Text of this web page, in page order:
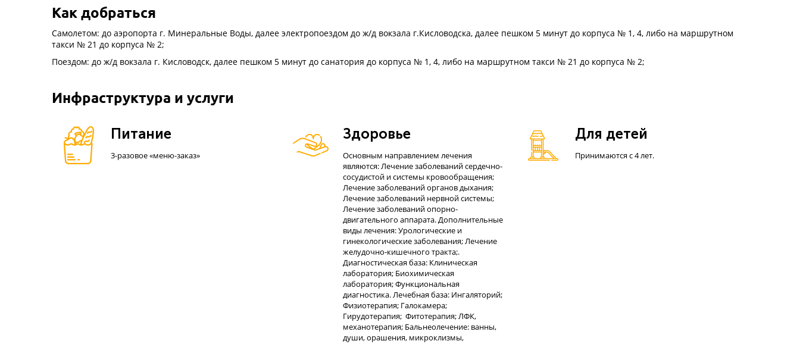
Как добраться
Самолетом: до аэропорта г. Минеральные Воды, далее электропоездом до ж/д вокзала г.Кисловодска, далее пешком 5 минут до корпуса № 1, 4, либо на маршрутном
такси № 21 до корпуса № 2;
Поездом: до ж/д вокзала г. Кисловодск, далее пешком 5 минут до санатория до корпуса № 1, 4, либо на маршрутном такси № 21 до корпуса № 2;
Инфраструктура и услуги
Питание
3-разовое «меню-заказ»
Здоровье
Основным направлением лечения
являются: Лечение заболеваний сердечно-
сосудистой и системы кровообращения;
Лечение заболеваний органов дыхания;
Лечение заболеваний нервной системы;
Лечение заболеваний опорно-
двигательного аппарата. Дополнительные
виды лечения: Урологические и
гинекологические заболевания; Лечение
желудочно-кишечного тракта;.
Диагностическая база: Клиническая
лаборатория; Биохимическая
лаборатория; Функциональная
диагностика. Лечебная база: Ингаляторий;
Физиотерапия; Галокамера;
Гирудотерапия; Фитотерапия; ЛФК,
механотерапия; Бальнеолечение: ванны,
души, орашения, микроклизмы,
Для детей
Принимаются с 4 лет.